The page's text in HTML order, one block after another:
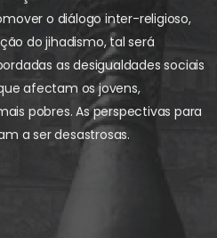
o diálogo inter-religioso,
do jihadismo, tal será
as desigualdades sociais
afectam os jovens,
pobres. As perspectivas para
a ser desastrosas.